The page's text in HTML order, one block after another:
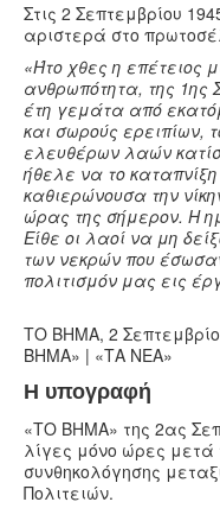
Στις 2 Σεπτεμβρίου
αριστερά στο
«Ήτο χθες η επέτειος
ανθρωπότητα, της 1ης
έτη γεμάτα από
και σωρούς ερειπίων,
ελευθέρων λαών
ήθελε να το
καθιερώνουσα την
ώρας της σήμερον. Η
Είθε οι λαοί να μη
των νεκρών που
πολιτισμόν μας εις
ΤΟ ΒΗΜΑ, 2
ΒΗΜΑ» | «ΤΑ ΝΕΑ»
Η υπογραφή
«ΤΟ ΒΗΜΑ» της 2ας
λίγες μόνο ώρες
συνθηκολόγησης
Πολιτειών.